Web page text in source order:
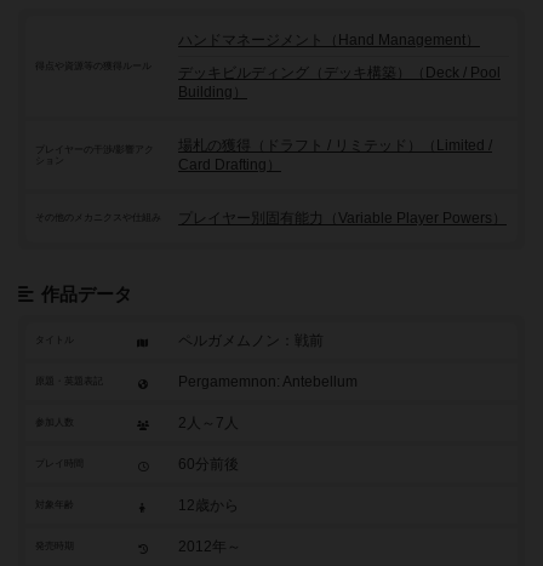
ハンドマネージメント（Hand Management）
デッキビルディング（デッキ構築）（Deck / Pool
Building）
プレイヤーの干渉/影響アク
場札の獲得（ドラフト / リミテッド）（Limited /
Card Drafting）
その他のメカニクスや仕組み プレイヤー別固有能力（Variable Player Powers）
作品データ
タイトル ペルガメムノン：戦前
Pergamemnon: Antebellum
参加人数 2人～7人
60分前後
12歳から
2012年～